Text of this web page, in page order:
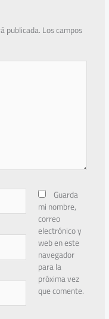
publicada.Los campos
Guarda
mi nombre,
correo
electrónico y
web en este
navegador
para la
próxima vez
que comente.